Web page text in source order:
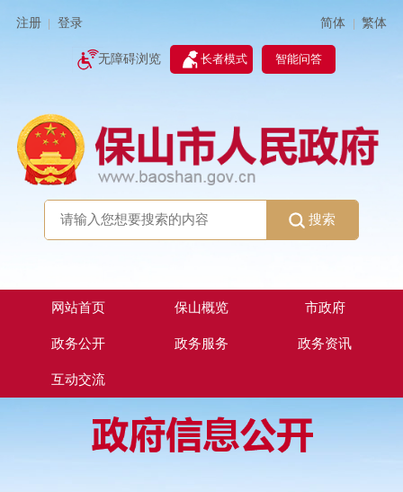
注册 登录 简体 | 繁体
无障碍浏览 长者模式 智能问答
搜索
网站首页 保山概览 市政府
政务公开 政务服务 政务资讯
互动交流